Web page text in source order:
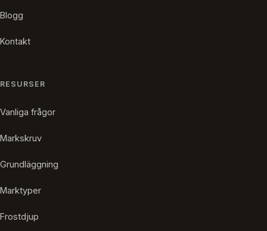
Blogg
Kontakt
RESURSER
Vanliga frågor
Markskruv
Grundläggning
Marktyper
Frostdjup